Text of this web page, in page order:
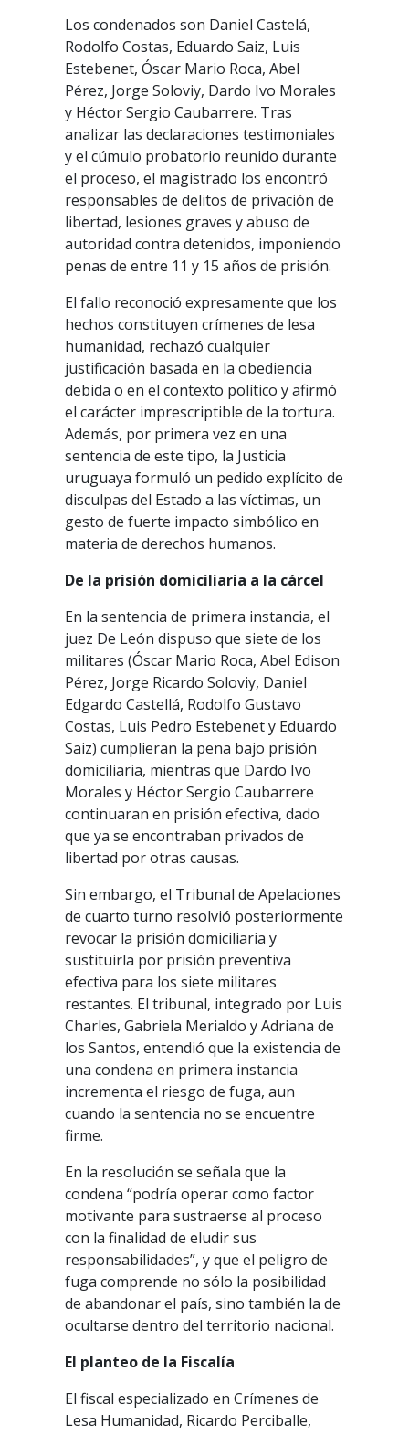
Los condenados son Daniel Castelá,
Rodolfo Costas, Eduardo Saiz, Luis
Estebenet, Óscar Mario Roca, Abel
Pérez, Jorge Soloviy, Dardo Ivo Morales
y Héctor Sergio Caubarrere. Tras
analizar las declaraciones testimoniales
y el cúmulo probatorio reunido durante
el proceso, el magistrado los encontró
responsables de delitos de privación de
libertad, lesiones graves y abuso de
autoridad contra detenidos, imponiendo
penas de entre 11 y 15 años de prisión.
El fallo reconoció expresamente que los
hechos constituyen crímenes de lesa
humanidad, rechazó cualquier
justificación basada en la obediencia
debida o en el contexto político y afirmó
el carácter imprescriptible de la tortura.
Además, por primera vez en una
sentencia de este tipo, la Justicia
uruguaya formuló un pedido explícito de
disculpas del Estado a las víctimas, un
gesto de fuerte impacto simbólico en
materia de derechos humanos.
De la prisión domiciliaria a la cárcel
En la sentencia de primera instancia, el
juez De León dispuso que siete de los
militares (Óscar Mario Roca, Abel Edison
Pérez, Jorge Ricardo Soloviy, Daniel
Edgardo Castellá, Rodolfo Gustavo
Costas, Luis Pedro Estebenet y Eduardo
Saiz) cumplieran la pena bajo prisión
domiciliaria, mientras que Dardo Ivo
Morales y Héctor Sergio Caubarrere
continuaran en prisión efectiva, dado
que ya se encontraban privados de
libertad por otras causas.
Sin embargo, el Tribunal de Apelaciones
de cuarto turno resolvió posteriormente
revocar la prisión domiciliaria y
sustituirla por prisión preventiva
efectiva para los siete militares
restantes. El tribunal, integrado por Luis
Charles, Gabriela Merialdo y Adriana de
los Santos, entendió que la existencia de
una condena en primera instancia
incrementa el riesgo de fuga, aun
cuando la sentencia no se encuentre
firme.
En la resolución se señala que la
condena “podría operar como factor
motivante para sustraerse al proceso
con la finalidad de eludir sus
responsabilidades”, y que el peligro de
fuga comprende no sólo la posibilidad
de abandonar el país, sino también la de
ocultarse dentro del territorio nacional.
El planteo de la Fiscalía
El fiscal especializado en Crímenes de
Lesa Humanidad, Ricardo Perciballe,